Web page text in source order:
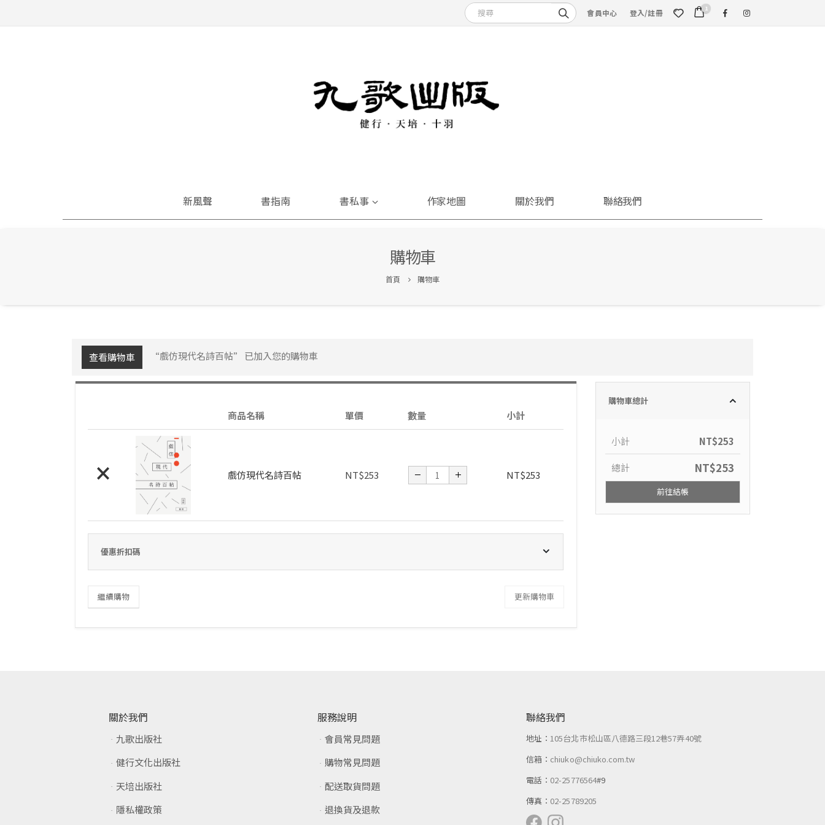
會員中心 登入/註冊 1
新風聲 書指南 書私事 作家地圖 關於我們 聯絡我們
購物車
首頁 購物車
查看購物車 “戲仿現代名詩百帖” 已加入您的購物車
商品名稱 單價 數量 小計
× 戲仿現代名詩百帖 NT$253 NT$253
優惠折扣碼
繼續購物 更新購物車
購物車總計
小計 NT$253
總計 NT$253
前往結帳
關於我們
九歌出版社
健行文化出版社
天培出版社
隱私權政策
服務說明
會員常見問題
購物常見問題
配送取貨問題
退換貨及退款
聯絡我們
地址： 105台北市松山區八德路三段12巷57弄40號
信箱： chiuko@chiuko.com.tw
電話： 02-25776564#9
傳真： 02-25789205